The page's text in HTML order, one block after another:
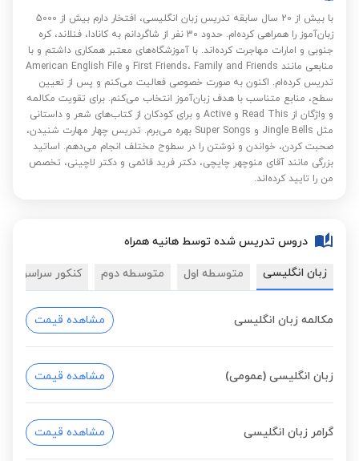
با بیش از 20 سال سابقه تدریس زبان انگلیسی، افتخار دارم بیش از 5000
زبان‌آموز را همراهی کرده‌ام. حدود 30 نفر از شاگردانم به کانادا، فنلاند، کره
جنوبی و امارات مهاجرت کرده‌اند. با آموزشگاه‌های معتبر همکاری داشتم و با
منابعی مانند First Friends، Family and Friends و American English File
تدریس کرده‌ام. اکنون به صورت خصوصی فعالیت می‌کنم و پس از تعیین
سطح، منابع متناسب با هدف زبان‌آموز انتخاب می‌کنم. برای تقویت مکالمه
و واژگان از Read This و Active و برای کودکان از کتاب‌های شعر و داستانی
مثل Jingle Bells و Super Songs بهره می‌برم. تدریس چهار مهارت شنیدن،
صحبت کردن، خواندن و نوشتن را در سطوح مختلف انجام می‌دهم. اساتید
بزرگی مانند آقای منوچهر چایچی، دکتر فرید قائمی و دکتر لاچینی، تخصص
من را تایید کرده‌اند.
دروس تدریس شده توسط هانیه همراه
زبان انگلیسی متوسطه اول متوسطه دوم کنکور سراسری
مکالمه زبان انگلیسی مشاهده قیمت
زبان انگلیسی (عمومی) مشاهده قیمت
گرامر زبان انگلیسی مشاهده قیمت